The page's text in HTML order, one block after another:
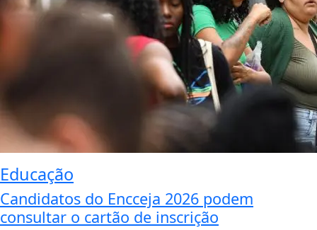
Educação
Candidatos do Encceja 2026 podem
consultar o cartão de inscrição